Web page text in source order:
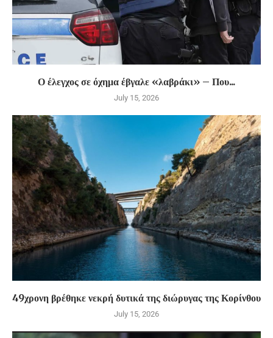
Ο έλεγχος σε όχημα έβγαλε «λαβράκι» – Που...
July 15, 2026
49χρονη βρέθηκε νεκρή δυτικά της διώρυγας της Κορίνθου
July 15, 2026